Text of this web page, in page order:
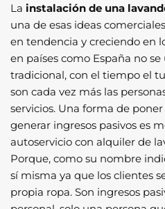
La instalación de una
una de esas ideas
en tendencia y creciendo en
en países como España no
tradicional, con el tiempo el
son cada vez más las
servicios. Una forma de
generar ingresos pasivos es
autoservicio con alquiler de
Porque, como su nombre
sí misma ya que los clientes
propia ropa. Son ingresos